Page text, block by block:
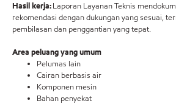
Hasil kerja:Laporan Layanan Teknis
rekomendasi dengan dukungan yang sesuai,
pembilasan dan penggantian yang tepat.
Area peluang yang umum
Pelumas lain
Cairan berbasis air
Komponen mesin
Bahan penyekat